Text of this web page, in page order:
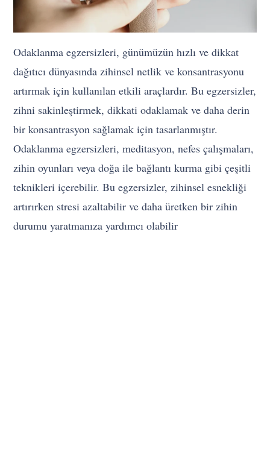
Odaklanma egzersizleri, günümüzün hızlı ve dikkat
dağıtıcı dünyasında zihinsel netlik ve konsantrasyonu
artırmak için kullanılan etkili araçlardır. Bu egzersizler,
zihni sakinleştirmek, dikkati odaklamak ve daha derin
bir konsantrasyon sağlamak için tasarlanmıştır.
Odaklanma egzersizleri, meditasyon, nefes çalışmaları,
zihin oyunları veya doğa ile bağlantı kurma gibi çeşitli
teknikleri içerebilir. Bu egzersizler, zihinsel esnekliği
artırırken stresi azaltabilir ve daha üretken bir zihin
durumu yaratmanıza yardımcı olabilir